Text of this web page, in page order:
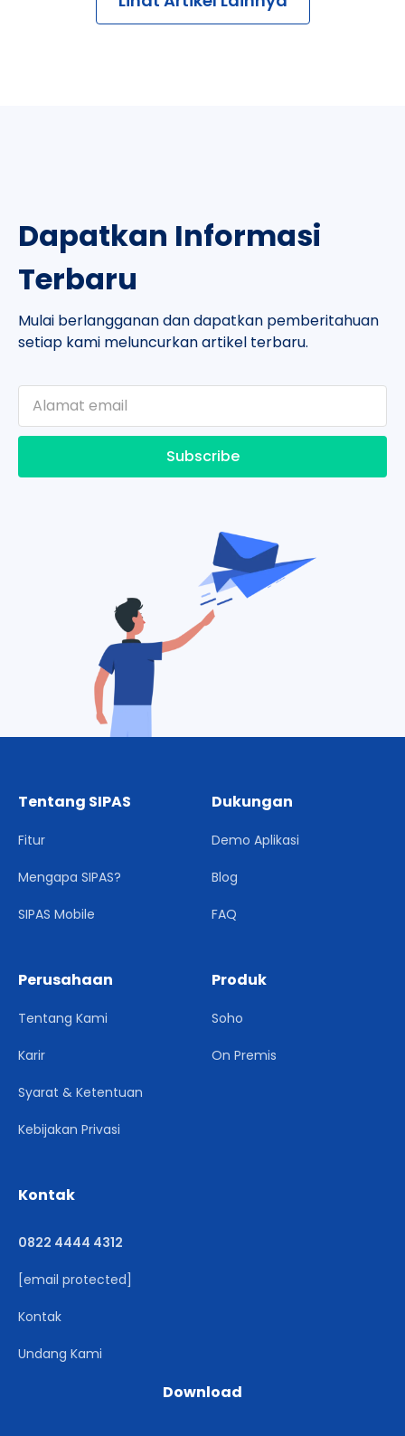
Dapatkan Informasi
Terbaru
Mulai berlangganan dan dapatkan pemberitahuan
setiap kami meluncurkan artikel terbaru.
Subscribe
Tentang SIPAS
Fitur
Mengapa SIPAS?
SIPAS Mobile
Dukungan
Demo Aplikasi
Blog
FAQ
Perusahaan
Tentang Kami
Karir
Syarat & Ketentuan
Kebijakan Privasi
Produk
Soho
On Premis
Kontak
0822 4444 4312
[email protected]
Kontak
Undang Kami
Download